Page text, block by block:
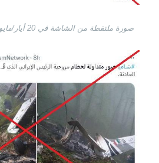
صورة ملتقطة من الشاشة في 20 أيار/مايو 2024 من موقع فيسبوك
Image